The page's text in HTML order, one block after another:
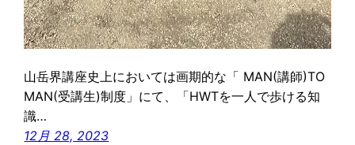
山岳界講座史上においては画期的な「 MAN(講師)TO
MAN(受講生)制度」にて、「HWTを一人で歩ける知
識…
12月 28, 2023